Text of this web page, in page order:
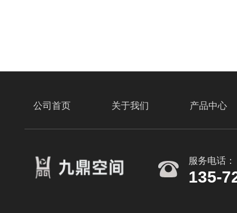
公司首页 关于我们 产品中心
服务电话：
135-